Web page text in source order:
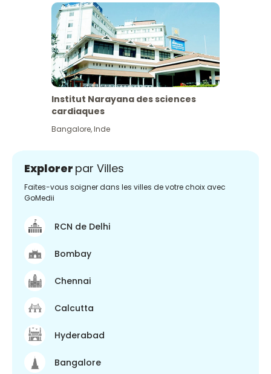
Institut Narayana des sciences
cardiaques
Bangalore,Inde
Explorer par Villes
Faites-vous soigner dans les villes de votre choix avec
GoMedii
RCN de Delhi
Bombay
Chennai
Calcutta
Hyderabad
Bangalore